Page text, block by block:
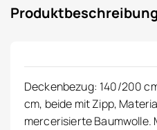
Produktbeschreibung
Deckenbezug: 140/200
cm, beide mit Zipp,
mercerisierte Baumwolle.